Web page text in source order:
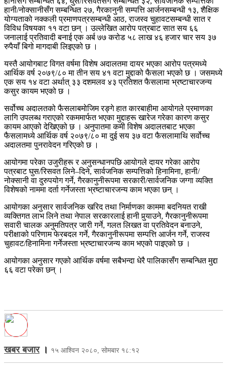
हानी/नोक्सानीसँग सम्बन्धित २७, गैरकानुनी सम्पत्ति आर्जनसम्बन्धी १३, शैक्षिक
योग्यताको नक्कली प्रमाणपत्रसम्बन्धी आठ, राजस्व चुहावटसम्बन्धी सात र
विविध विषयका ११ वटा छन् । उल्लेखित आरोप पत्रबाट सात सय ६६
जनालाई प्रतिवादी बनाई एक अर्ब ७७ करोड ५८ लाख ४६ हजार चार सय ३७
रुपैयाँ बिगो मागदाबी लिइएको छ ।
यस्तै आयोगबाट विगत वर्षमा विशेष अदालतमा दायर भएका आरोप पत्रमध्ये
आर्थिक वर्ष २०७९/८० मा तीन सय ४१ वटा मुद्दाको फैसला भएको छ । जसमध्ये
एक सय १४ वटा अर्थात् ३३ दशमलव ४३ प्रतिशत फैसलामा भ्रष्टाचारजन्य
कसुर कायम भएको छ ।
सर्वोच्च अदालतको फैसलाबमोजिम रङ्गे हात कारबाहीमा आयोगले प्रमाणका
लागि उपलब्ध गराएको रकममार्फत भएका मुद्दाहरू खारेज गरेका कारण कसुर
कायम आएको देखिएको छ । अनुपातमा कमी विशेष अदालतबाट भएका
फैसलामध्ये आर्थिक वर्ष २०७९/८० मा दुई सय ३७ वटा फैसलामाथि सर्वोच्च
अदालतमा पुनरावेदन गरिएको छ ।
आयोगमा परेका उजुरीहरू र अनुसन्धानपछि आयोगले दायर गरेका आरोप
पत्रबाट घुस/रिसवत लिने–दिने, सार्वजनिक सम्पत्तिको हिनामिना, हानी/
नोक्सानी वा दुरुपयोग गर्ने, गैरकानुनीरूपमा सरकारी/सार्वजनिक जग्गा व्यक्ति
विशेषको नाममा दर्ता गर्नेजस्ता भ्रष्टाचारजन्य काम भएका छन् ।
आयोगका अनुसार सार्वजनिक खरिद तथा निर्माणका काममा बदनियत राखी
व्यक्तिगत लाभ लिने तथा नेपाल सरकारलाई हानी पुर्‍याउने, गैरकानुनीरूपमा
सवारी चालक अनुमतिपत्र जारी गर्ने, गलत लिखत वा प्रतिवेदन बनाउने,
परीक्षाको परिणाम फेरबदल गर्ने, गैरकानुनीरूपमा सम्पत्ति आर्जन गर्ने, राजस्व
चुहावट/हिनामिना गर्नेजस्ता भ्रष्टाचारजन्य काम भएको पाइएको छ ।
आयोगका अनुसार गएको आर्थिक वर्षमा सबैभन्दा धेरै पालिकासँग सम्बन्धित मुद्दा
६६ वटा परेका छन् ।
खबर बजार। १५ आश्विन २०८०, सोमबार १८:१२